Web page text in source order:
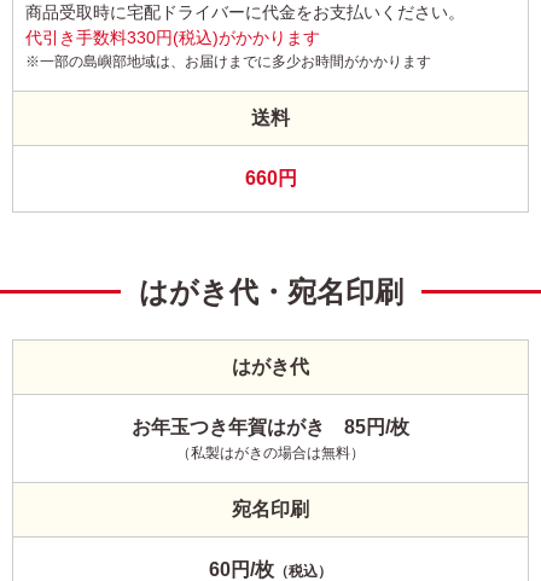
商品受取時に宅配ドライバーに代金をお支払いください。
代引き手数料330円(税込)がかかります
※一部の島嶼部地域は、お届けまでに多少お時間がかかります
送料
660円
はがき代・宛名印刷
はがき代
お年玉つき年賀はがき 85円/枚
（私製はがきの場合は無料）
宛名印刷
60円/枚 （税込）